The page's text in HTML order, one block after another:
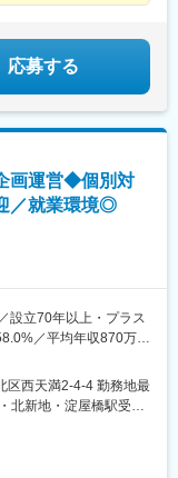
応募する
画運営◆個別対
／就業環境◎
設立70年以上・プラス
／平均年収870万・
師の専門性を活かし、
案・運用を担当してい
わず、データ分析や
区西天満2-4-4 勤務地最
北新地・淀屋橋駅受動
の定める事業所（リモ